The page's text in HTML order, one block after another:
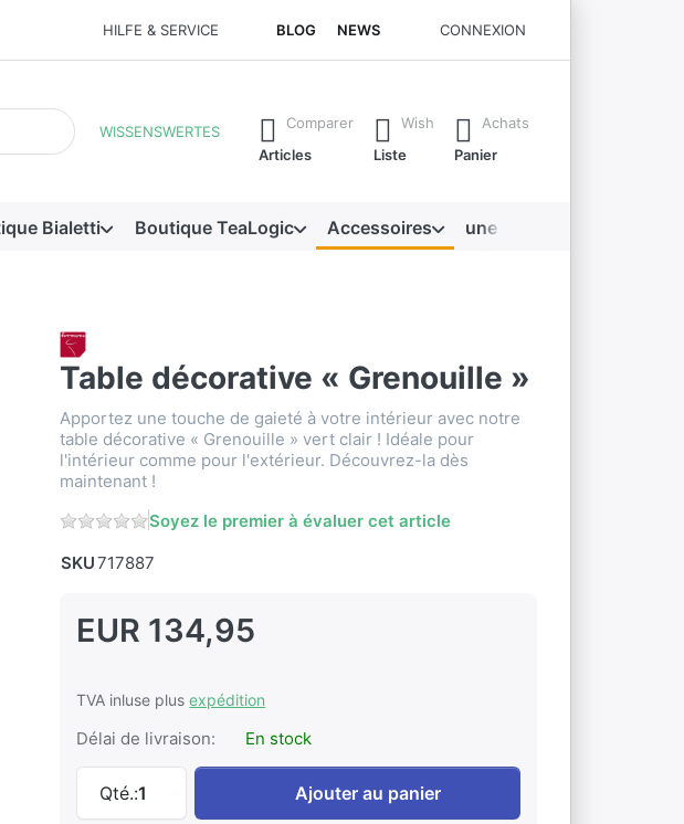
HILFE & SERVICE BLOG NEWS CONNEXION
les premiers résultats apparaissent automatiquement. Appuie sur la touche
WISSENSWERTES
Comparer
Articles
Wish
Liste
Achats
Panier
Bialetti Boutique TeaLogic Accessoires une mine d'or
Table décorative « Grenouille »
Apportez une touche de gaieté à votre intérieur avec notre
table décorative « Grenouille » vert clair ! Idéale pour
l'intérieur comme pour l'extérieur. Découvrez-la dès
maintenant !
Soyez le premier à évaluer cet article
SKU717887
EUR 134,95
TVA inluse plusexpédition
Délai de livraison: En stock
Qté.:1
Table décorative « Grenouille » à EUR 134,95, quantité 1.
Ajouter au panier